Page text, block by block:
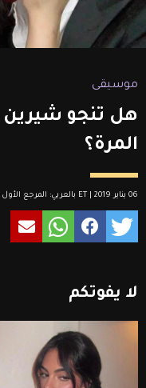
موسيقى
هل تنجو
المرة؟
06 يناير 2019 | ET بالعربي: المرجع الأول لأخبار الفن والترفيه في العالم العربي
لا يفوتكم